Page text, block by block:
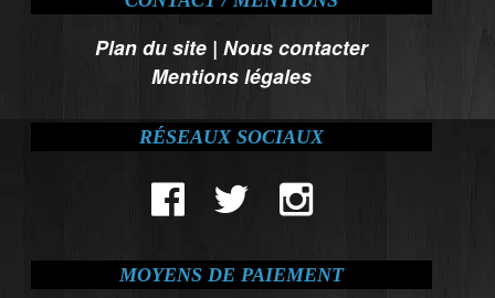
Plan du site |Nous contacter
Mentions légales
RÉSEAUX SOCIAUX
MOYENS DE PAIEMENT